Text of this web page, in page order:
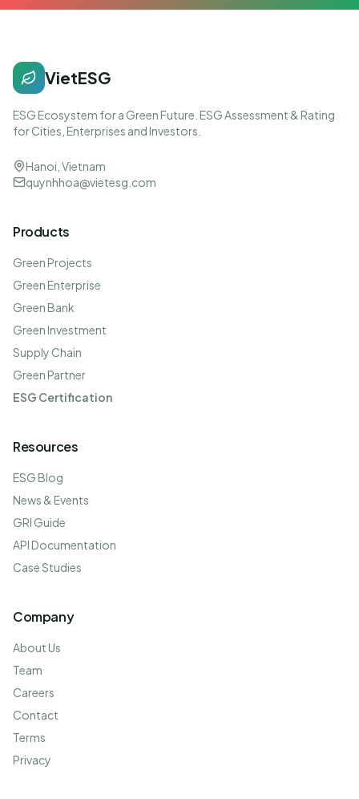
VietESG
ESG Ecosystem for a Green Future. ESG Assessment & Rating
for Cities, Enterprises and Investors.
Hanoi, Vietnam
quynhhoa@vietesg.com
Products
Green Projects
Green Enterprise
Green Bank
Green Investment
Supply Chain
Green Partner
ESG Certification
Resources
ESG Blog
News & Events
GRI Guide
API Documentation
Case Studies
Company
About Us
Team
Careers
Contact
Terms
Privacy